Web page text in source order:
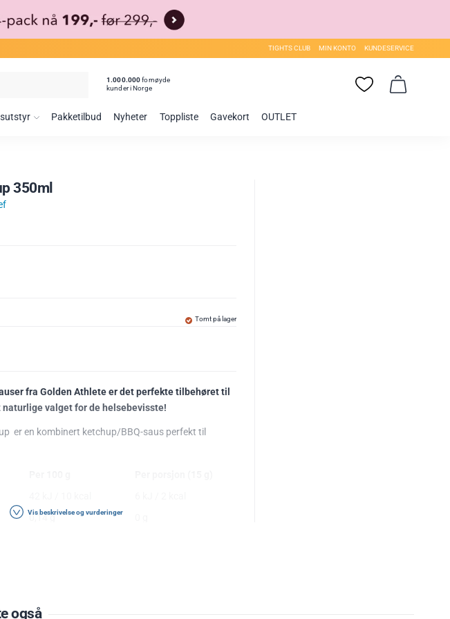
TIGHTS CLUB MIN KONTO KUNDESERVICE
1.000.000fornøyde
kunder i Norge
Pakketilbud Nyheter Toppliste Gavekort OUTLET
350ml
Tomt på lager
fra Golden Athlete er det perfekte tilbehøret til
valget for de helsebevisste!
er en kombinert ketchup/BBQ-saus perfekt til
0,14 g
Vis beskrivelse og vurderinger
også